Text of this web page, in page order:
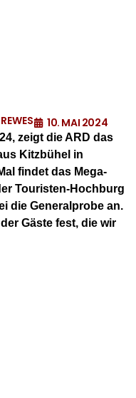
10. MAI 2024
zeigt die ARD das
Kitzbühel in
findet das Mega-
Touristen-Hochburg
die Generalprobe an.
Gäste fest, die wir